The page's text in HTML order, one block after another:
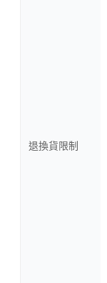
退換貨限制